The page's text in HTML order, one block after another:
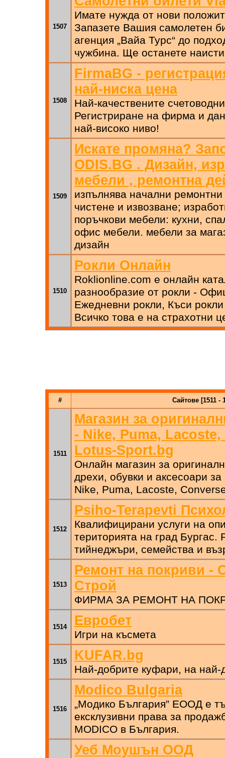
1507
Имате нужда от нови
Запазете Вашия самолетен
агенция „Вайа Турс“ до
чужбина. Ще останете
1508
FirmaBG -
най-ниска цена
Най-качествените
Регистриране на фирма и
най-високо ниво!
1509
Искате промяна?
ODIS.BG . Дизайн,
мебели , ремонтна
изпълнява начални
чистене и извозване;
поръчкови мебели: кухни,
офис мебели. мебели за
дизайн
1510
Рокли Онлайн
Roklionline.com е онлайн
разнообразие от рокли -
Ежедневни рокли, Къси
Всичко това е на страхотни
# Сайтове [1511 -
1511
Магазин за
- Nike, Puma,
Lotus-Sport.bg
Онлайн магазин за
дрехи, обувки и аксесоари
Nike, Puma, Lacoste,
1512
Psiho-Terapevti
Квалифицирани услуги на
територията на град Бургас.
тийнеджъри, семейства и
1513
Ремонт на покриви -
Строй
ФИРМА ЗА РЕМОНТ НА
1514 Евробет
Игри на късмета
1515 KUFAR.bg
Най-добрите куфари, на най-
1516
Modico Bulgaria
„Модико България” ЕООД е
ексклузивни права за
MODICO в България.
Уеб Моушън ООД